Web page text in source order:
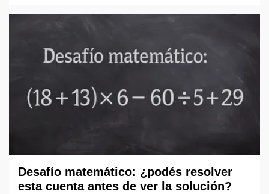
Desafío matemático: ¿podés resolver
esta cuenta antes de ver la solución?